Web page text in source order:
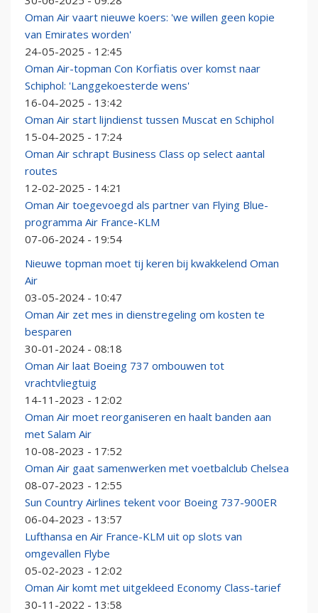
Oman Air vaart nieuwe koers: 'we willen geen kopie
van Emirates worden'
24-05-2025 - 12:45
Oman Air-topman Con Korfiatis over komst naar
Schiphol: 'Langgekoesterde wens'
16-04-2025 - 13:42
Oman Air start lijndienst tussen Muscat en Schiphol
15-04-2025 - 17:24
Oman Air schrapt Business Class op select aantal
routes
12-02-2025 - 14:21
Oman Air toegevoegd als partner van Flying Blue-
programma Air France-KLM
07-06-2024 - 19:54
Nieuwe topman moet tij keren bij kwakkelend Oman
Air
03-05-2024 - 10:47
Oman Air zet mes in dienstregeling om kosten te
besparen
30-01-2024 - 08:18
Oman Air laat Boeing 737 ombouwen tot
vrachtvliegtuig
14-11-2023 - 12:02
Oman Air moet reorganiseren en haalt banden aan
met Salam Air
10-08-2023 - 17:52
Oman Air gaat samenwerken met voetbalclub Chelsea
08-07-2023 - 12:55
Sun Country Airlines tekent voor Boeing 737-900ER
06-04-2023 - 13:57
Lufthansa en Air France-KLM uit op slots van
omgevallen Flybe
05-02-2023 - 12:02
Oman Air komt met uitgekleed Economy Class-tarief
30-11-2022 - 13:58